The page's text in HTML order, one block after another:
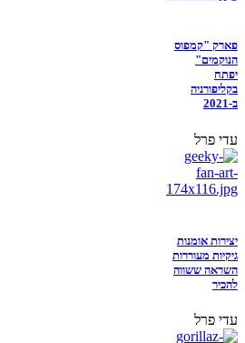
פארק "קמפוס
הנוקמים"
יפתח
בקליפורניה
ב-2021
עדי פרל
יצירות אומנות
גיקיות מעוררות
השראה ששווה
להכיר
עדי פרל